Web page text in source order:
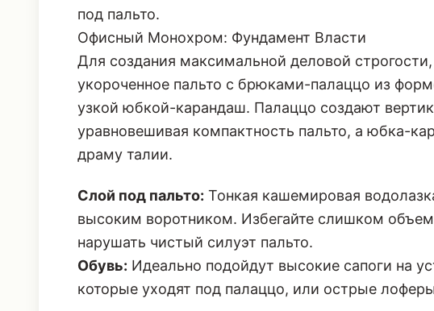
под пальто.
Офисный Монохром: Фундамент Власти
Для создания максимальной деловой
укороченное пальто с брюками-палаццо из
узкой юбкой-карандаш. Палаццо создают
уравновешивая компактность пальто, а юбка-
драму талии.
Слой под пальто: Тонкая кашемировая
высоким воротником. Избегайте слишком
нарушать чистый силуэт пальто.
Обувь: Идеально подойдут высокие сапоги на
которые уходят под палаццо, или острые